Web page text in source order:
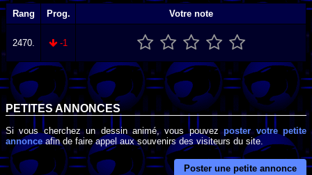
Rang Prog. Votre note
2470. -1
PETITES ANNONCES
Si vous cherchez un dessin animé, vous pouvezposter votre petite
annonce afin de faire appel aux souvenirs des visiteurs du site.
Poster une petite annonce